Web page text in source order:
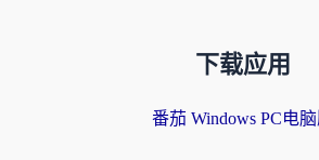
下载应用
番茄 Windows PC电